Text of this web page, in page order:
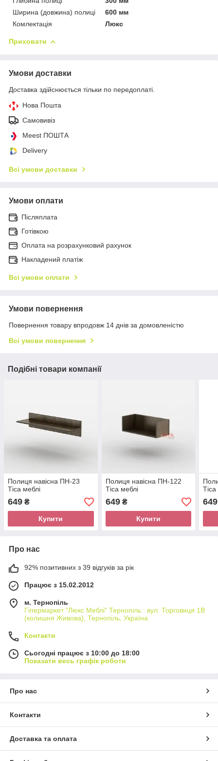
Ширина (довжина) полиці
600 мм
Комлектація
Люкс
Приховати
Умови доставки
Доставка здійснюється тільки по передоплаті.
Нова Пошта
Самовивіз
Meest ПОШТА
Delivery
Всі умови доставки
Умови оплати
Післяплата
Готівкою
Оплата на розрахунковий рахунок
Накладений платіж
Всі умови оплати
Умови повернення
Повернення товару впродовж 14 днів за домовленістю
Всі умови повернення
Подібні товари компанії
Полиця навісна ПН-23
Тіса меблі
649 ₴
Купити
Полиця навісна ПН-122
Тіса меблі
649₴
Купити
649
Про нас
92% позитивних з 39 відгуків за рік
Працює з 15.02.2012
м. Тернопіль
Гіпермаркет "Люкс Меблі" Тернопіль : вул. Торговиця 1В
(колишня Живова), Тернопіль, Україна
Контакти
Сьогодні працює з 10:00 до 18:00
Показати весь графік роботи
Про нас
Контакти
Доставка та оплата